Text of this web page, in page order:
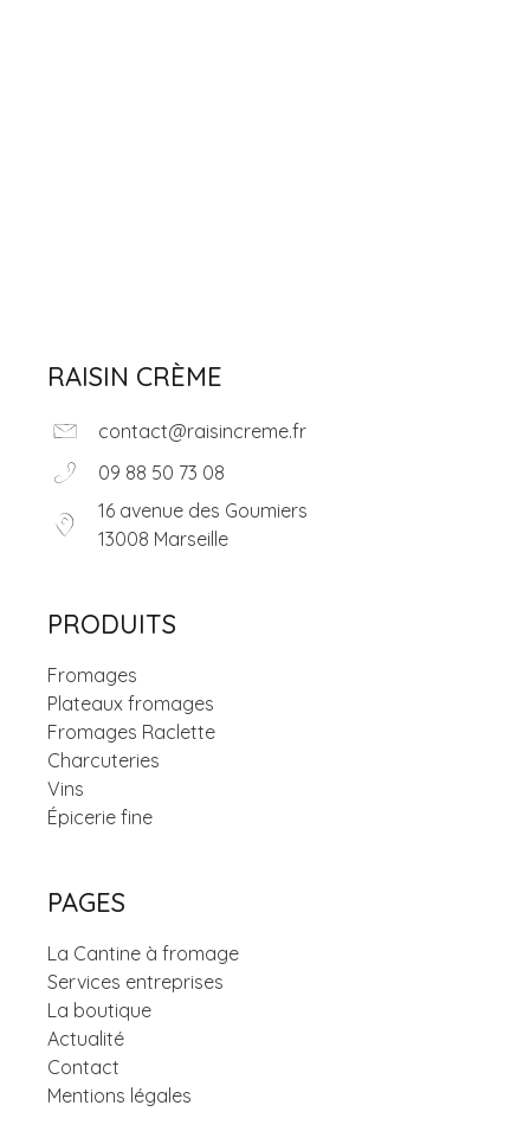
RAISIN CRÈME
contact@raisincreme.fr
09 88 50 73 08
16 avenue des Goumiers
13008 Marseille
PRODUITS
Fromages
Plateaux fromages
Fromages Raclette
Charcuteries
Vins
Épicerie fine
PAGES
La Cantine à fromage
Services entreprises
La boutique
Actualité
Contact
Mentions légales